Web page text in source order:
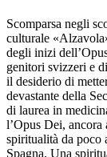
Scomparsa negli
culturale
degli inizi
genitori svizzeri e
il desiderio di
devastante della
di laurea in
l’Opus Dei, ancora
spiritualità da poco
Spagna. Una